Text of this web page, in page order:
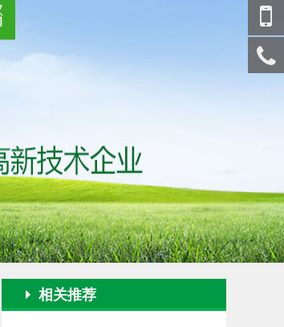
相关推荐
在线
客服
手机
访问